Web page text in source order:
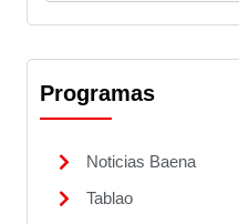
Programas
Noticias Baena
Tablao